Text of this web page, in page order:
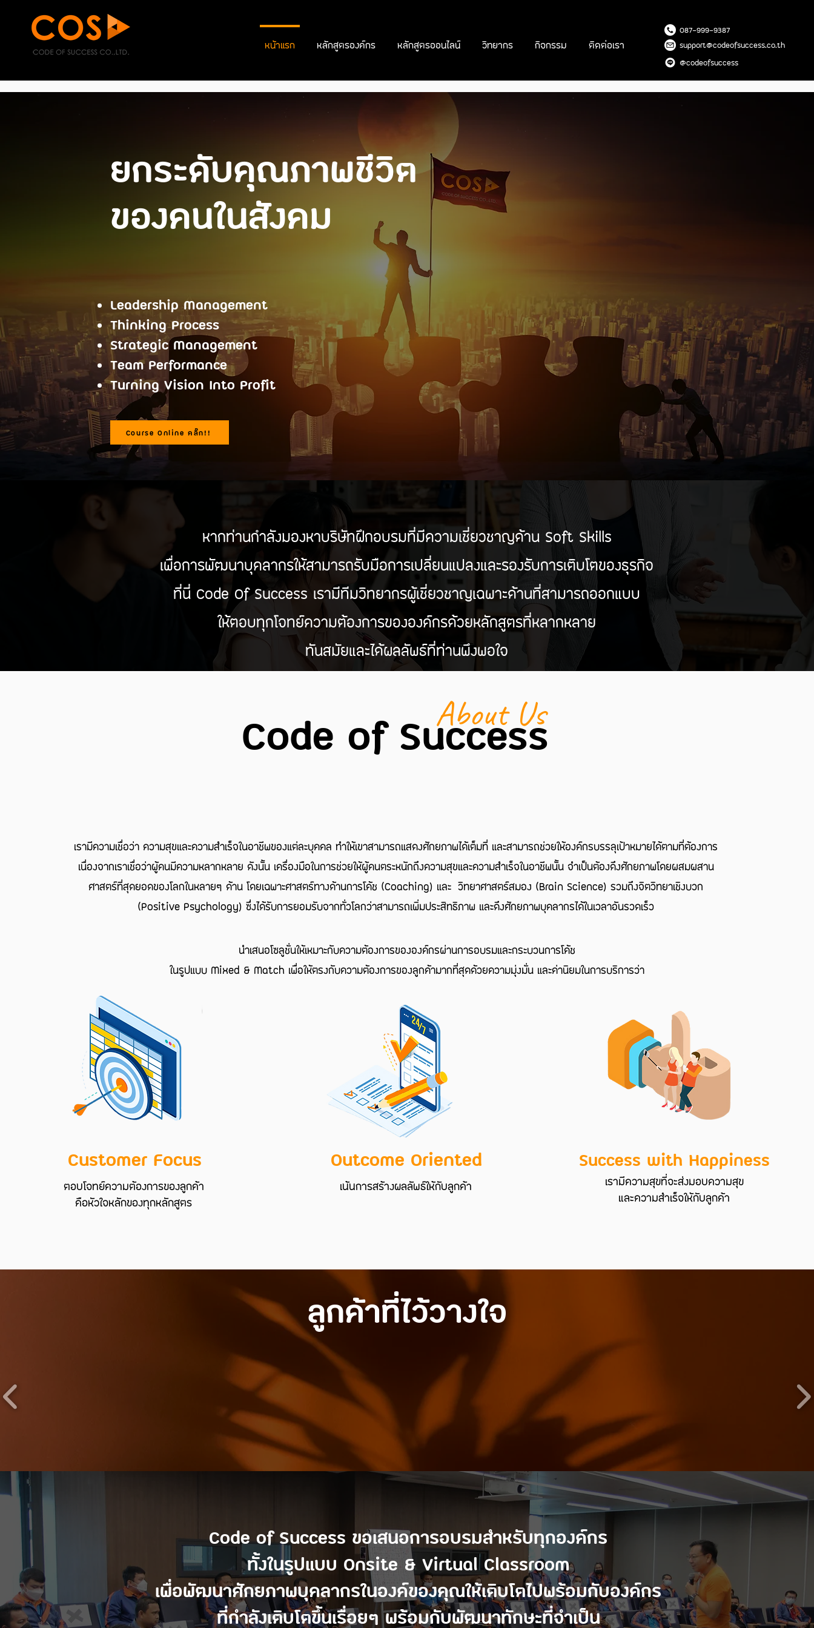
หน้าแรก หลักสูตรองค์กร หลักสูตรออนไลน์ วิทยากร กิจกรรม ติดต่อเรา
087-999-9387
support@codeofsuccess.co.th
@codeofsuccess
ยกระดับคุณภาพชีวิต
ของคนในสังคม
Leadership Management
Thinking Process
Strategic Management
Team Performance
Turning Vision Into Profit
Course Online คลิ๊ก!!
หากท่านกำลังมองหาบริษัทฝึกอบรมที่มีความเชี่ยวชาญด้าน Soft Skills
เพื่อการพัฒนาบุคลากรให้สามารถรับมือการเปลี่ยนแปลงและรองรับการเติบโตของธุรกิจ
ที่นี่ Code Of Success เรามีทีมวิทยากรผู้เชี่ยวชาญเฉพาะด้านที่สามารถออกแบบ
ให้ตอบทุกโจทย์ความต้องการขององค์กรด้วยหลักสูตรที่หลากหลาย
ทันสมัยและได้ผลลัพธ์ที่ท่านพึงพอใจ
Code of Success
About Us
เรามีความเชื่อว่า ความสุขและความสำเร็จในอาชีพของแต่ละบุคคล ทำให้เขาสามารถแสดงศักยภาพได้เต็มที่ และสามารถช่วยให้องค์กรบรรลุเป้าหมายได้ตามที่ต้องการ
เนื่องจากเราเชื่อว่าผู้คนมีความหลากหลาย ดังนั้น เครื่องมือในการช่วยให้ผู้คนตระหนักถึงความสุขและความสำเร็จในอาชีพนั้น จำเป็นต้องดึงศักยภาพโดยผสมผสาน
ศาสตร์ที่สุดยอดของโลกในหลายๆ ด้าน โดยเฉพาะศาสตร์ทางด้านการโค้ช (Coaching) และ วิทยาศาสตร์สมอง (Brain Science) รวมถึงจิตวิทยาเชิงบวก
(Positive Psychology) ซึ่งได้รับการยอมรับจากทั่วโลกว่าสามารถเพิ่มประสิทธิภาพ และดึงศักยภาพบุคลากรได้ในเวลาอันรวดเร็ว
นำเสนอโซลูชั่นให้เหมาะกับความต้องการขององค์กรผ่านการอบรมและกระบวนการโค้ช
ในรูปแบบ Mixed & Match เพื่อให้ตรงกับความต้องการของลูกค้ามากที่สุดด้วยความมุ่งมั่น และค่านิยมในการบริการว่า
Customer Focus
ตอบโจทย์ความต้องการของลูกค้า
คือหัวใจหลักของทุกหลักสูตร
Outcome Oriented
เน้นการสร้างผลลัพธ์ให้กับลูกค้า
Success with Happiness
เรามีความสุขที่จะส่งมอบความสุข
และความสำเร็จให้กับลูกค้า
ลูกค้าที่ไว้วางใจ
Code of Success ขอเสนอการอบรมสำหรับทุกองค์กร
ทั้งในรูปแบบ Onsite & Virtual Classroom
เพื่อพัฒนาศักยภาพบุคลากรในองค์ของคุณให้เติบโตไปพร้อมกับองค์กร
ที่กำลังเติบโตขึ้นเรื่อยๆ พร้อมกับพัฒนาทักษะที่จำเป็น